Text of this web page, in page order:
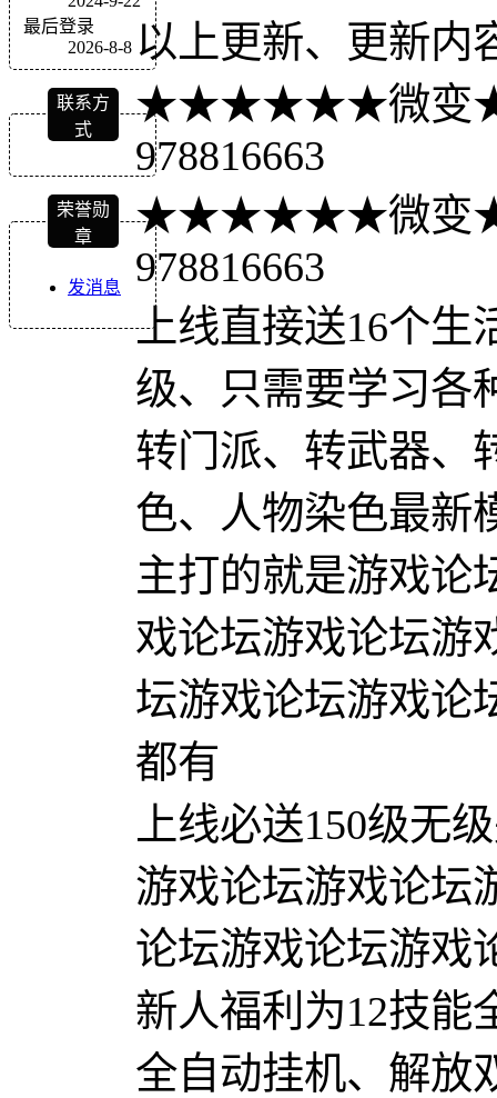
最后登录
2026-8-8
联系方
式
荣誉勋
章
发消息
以上更新、更新内
★★★★★★微变
978816663
★★★★★★微变
978816663
上线直接送16个生
级、只需要学习各
转门派、转武器、
色、人物染色最新
主打的就是游戏论
戏论坛游戏论坛游
坛游戏论坛游戏论
都有
上线必送150级无
游戏论坛游戏论坛
论坛游戏论坛游戏
新人福利为12技能
全自动挂机、解放